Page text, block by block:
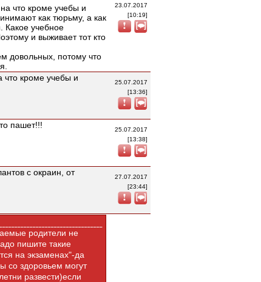
что кроме учебы и
как тюрьму, а как
Какое учебное
и выживает тот кто
довольных, потому что
23.07.2017
[10:19]
что кроме учебы и
25.07.2017
[13:36]
пашет!!!
25.07.2017
[13:38]
с окраин, от
27.07.2017
[23:44]
родители не
пишите такие
на экзаменах"-да
со здоровьем могут
развести)если